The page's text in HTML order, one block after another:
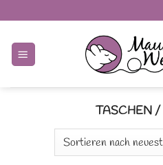
springen
TASCHEN